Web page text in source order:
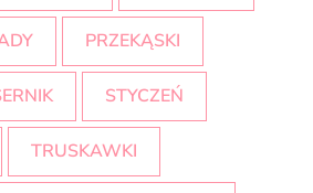
PRZEKĄSKI
STYCZEŃ
TRUSKAWKI